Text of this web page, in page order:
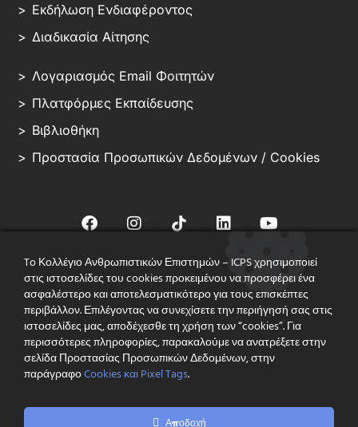
Εκδήλωση Ενδιαφέροντος
Διαδικασία Αίτησης
Λογαριασμός Email Φοιτητών
Πλατφόρμες Εκπαίδευσης
Βιβλιοθήκη
Προστασία Προσωπικών Δεδομένων / Cookies
© ICPS – ALL RIGHT RESERVED
Με Άδεια Λειτουργίας του Υπουργείου Παιδείας (Αρ. 94540/ΙΑ/15-07-
2013) &
τη Διασφάλιση Ποιότητας του Βρετανικού Συστήματος Ανώτατης
Εκπαίδευσης
Ιδρυτικό Μέλος της Πανελλήνιας Ένωσης Αναγνωρισμένων
To Κολλέγιο Ανθρωπιστικών Επιστημών – ICPS χρησιμοποιεί
στις ιστοσελίδες του cookies προκειμένου να προσφέρει ένα
ασφαλέστερο και αποτελεσματικότερο για τους επισκέπτες
περιβάλλον. Επιλέγοντας να συνεχίσετε την περιήγησή σας στις
ιστοσελίδες μας, αποδέχεσθε τη χρήση των “cookies”. Για
περισσότερες πληροφορίες, παρακαλούμε να ανατρέξετε στην
σελίδα Προστασίας Προσωπικών Δεδομένων, στην
παράγραφοCookies και Pixel Tags.
Αποδοχή